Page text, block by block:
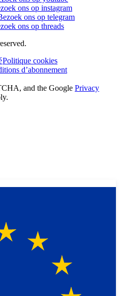
ons op instagram
ons op telegram
ons op threads
Politique cookies
d’abonnement
and the Google Privacy